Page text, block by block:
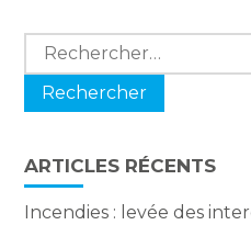
Rechercher :
ARTICLES RÉCENTS
Incendies : levée des